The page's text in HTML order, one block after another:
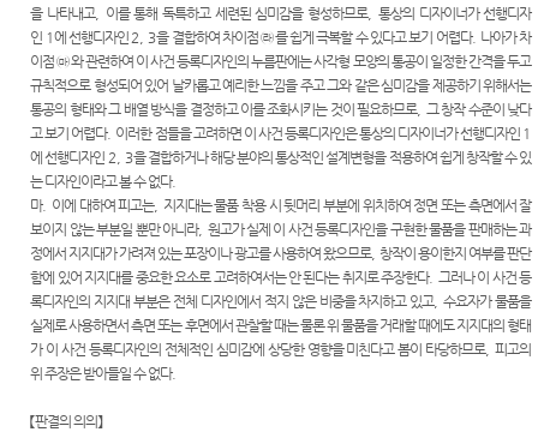
을 나타내고, 이를 통해 독특하고 세련된 심미감을 형성하므로, 통상의 디자이너가 선행디자
인 1에 선행디자인 2, 3을 결합하여 차이점㉱를 쉽게 극복할 수 있다고 보기 어렵다. 나아가 차
이점㉲와 관련하여 이 사건 등록디자인의 누름판에는 사각형 모양의 통공이 일정한 간격을 두고
규칙적으로 형성되어 있어 날카롭고 예리한 느낌을 주고 그와 같은 심미감을 제공하기 위해서는
통공의 형태와 그 배열 방식을 결정하고 이를 조화시키는 것이 필요하므로, 그 창작 수준이 낮다
고 보기 어렵다. 이러한 점들을 고려하면 이 사건 등록디자인은 통상의 디자이너가 선행디자인 1
에 선행디자인 2, 3을 결합하거나 해당 분야의 통상적인 설계변형을 적용하여 쉽게 창작할 수 있
는 디자인이라고 볼 수 없다.
마. 이에 대하여 피고는, 지지대는 물품 착용 시 뒷머리 부분에 위치하여 정면 또는 측면에서 잘
보이지 않는 부분일 뿐만 아니라, 원고가 실제 이 사건 등록디자인을 구현한 물품을 판매하는 과
정에서 지지대가 가려져 있는 포장이나 광고를 사용하여 왔으므로, 창작이 용이한지 여부를 판단
함에 있어 지지대를 중요한 요소로 고려하여서는 안 된다는 취지로 주장한다. 그러나 이 사건 등
록디자인의 지지대 부분은 전체 디자인에서 적지 않은 비중을 차지하고 있고,수요자가 물품을
실제로 사용하면서 측면 또는 후면에서 관찰할 때는 물론 위 물품을 거래할 때에도 지지대의 형태
가 이 사건 등록디자인의 전체적인 심미감에 상당한 영향을 미친다고 봄이 타당하므로,피고의
위 주장은 받아들일 수 없다.
【판결의 의의】